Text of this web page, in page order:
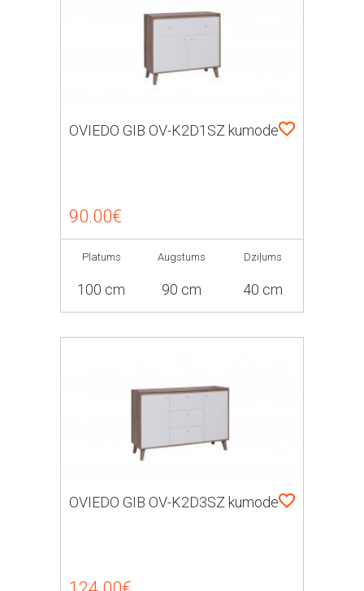
OVIEDO GIB OV-K2D1SZ kumode
90.00€
Platums
100 cm
Augstums
90 cm
Dziļums
40 cm
OVIEDO GIB OV-K2D3SZ kumode